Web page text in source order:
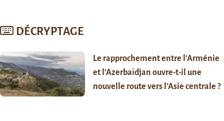
DÉCRYPTAGE
Le rapprochement entre l’Arménie
et l’Azerbaïdjan ouvre-t-il une
nouvelle route vers l’Asie centrale ?